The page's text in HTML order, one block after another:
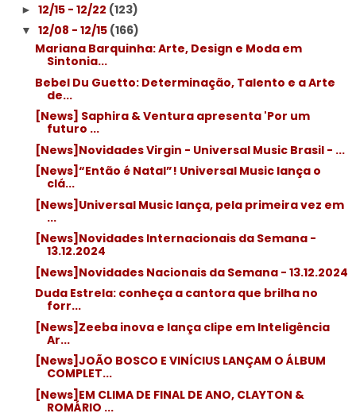
► 12/15 - 12/22 (123)
▼ 12/08 - 12/15 (166)
Mariana Barquinha: Arte, Design e Moda em
Sintonia...
Bebel Du Guetto: Determinação, Talento e a Arte
de...
[News] Saphira & Ventura apresenta 'Por um
futuro ...
[News]Novidades Virgin - Universal Music Brasil - ...
[News]“Então é Natal”! Universal Music lança o
clá...
[News]Universal Music lança, pela primeira vez em
...
[News]Novidades Internacionais da Semana -
13.12.2024
[News]Novidades Nacionais da Semana - 13.12.2024
Duda Estrela: conheça a cantora que brilha no
forr...
[News]Zeeba inova e lança clipe em Inteligência
Ar...
[News]JOÃO BOSCO E VINÍCIUS LANÇAM O ÁLBUM
COMPLET...
[News]EM CLIMA DE FINAL DE ANO, CLAYTON &
ROMÁRIO ...